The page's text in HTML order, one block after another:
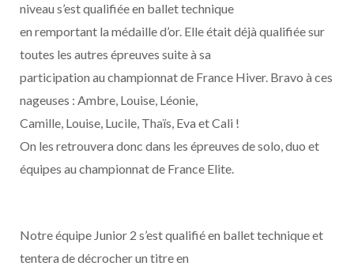
niveau s’est qualifiée en ballet technique
en remportant la médaille d’or. Elle était déjà qualifiée sur
toutes les autres épreuves suite à sa
participation au championnat de France Hiver. Bravo à ces
nageuses : Ambre, Louise, Léonie,
Camille, Louise, Lucile, Thaïs, Eva et Cali !
On les retrouvera donc dans les épreuves de solo, duo et
équipes au championnat de France Elite.
Notre équipe Junior 2 s’est qualifié en ballet technique et
tentera de décrocher un titre en